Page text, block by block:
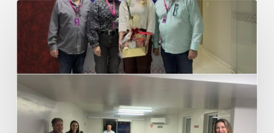
Uniodonto
Sorocaba
promove
palestra
sobre
a
RDC